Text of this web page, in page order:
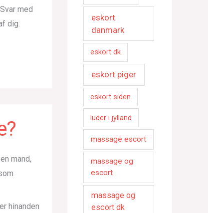
med
dig.
mand,
hinanden
eskort
danmark
eskort dk
eskort piger
eskort siden
luder i jylland
massage escort
massage og
escort
massage og
escort dk